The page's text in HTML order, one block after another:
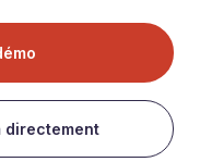
directement